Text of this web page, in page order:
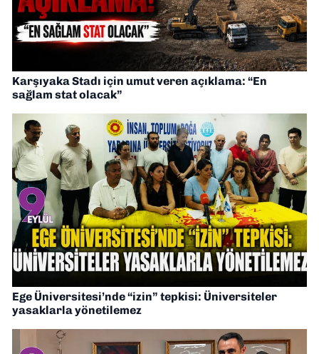
Karşıyaka Stadı için umut veren açıklama: “En
sağlam stat olacak”
Ege Üniversitesi’nde “izin” tepkisi: Üniversiteler
yasaklarla yönetilemez